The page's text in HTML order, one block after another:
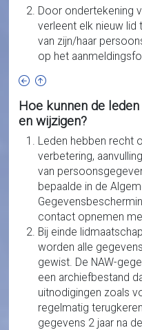
Door ondertekening
verleent elk nieuw
van zijn/haar
op het
Hoe kunnen de
en wijzigen?
Leden hebben recht
verbetering,
van
bepaalde in de
contact opnemen
Bij einde
worden alle
gewist. De NAW-
een archiefbestand
uitnodigingen zoals
regelmatig
gegevens 2 jaar na